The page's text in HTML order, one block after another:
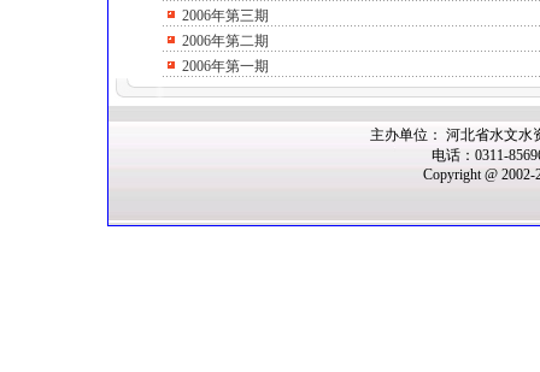
2006年第三期
2006年第二期
2006年第一期
主办单位： 河北省水文水
电话：0311-
Copyright @ 2002-